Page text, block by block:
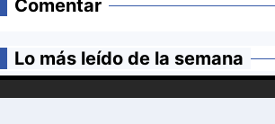
Comentar
Lo más leído de la semana